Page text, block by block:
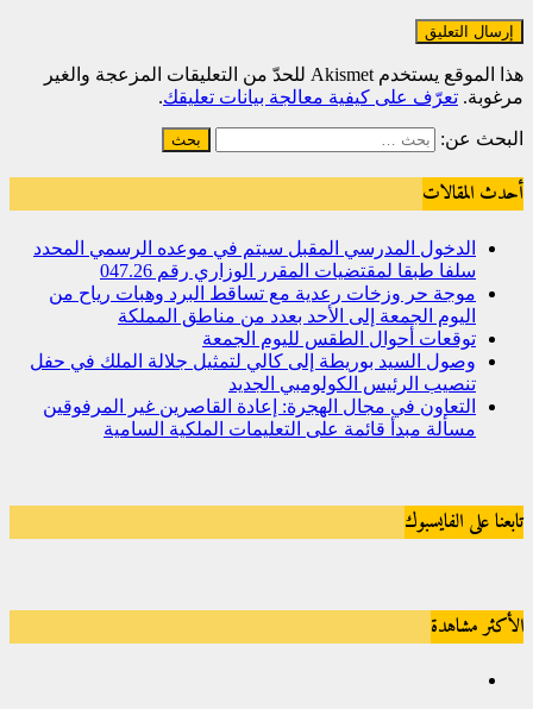
هذا الموقع يستخدم Akismet للحدّ من التعليقات المزعجة والغير
مرغوبة. تعرّف على كيفية معالجة بيانات تعليقك.
البحث عن:
أحدث المقالات
الدخول المدرسي المقبل سیتم في موعده الرسمي المحدد
سلفا طبقا لمقتضیات المقرر الوزاري رقم 047.26
موجة حر وزخات رعدية مع تساقط البرد وهبات رياح من
اليوم الجمعة إلى الأحد بعدد من مناطق المملكة
توقعات أحوال الطقس لليوم الجمعة
وصول السيد بوريطة إلى كالي لتمثيل جلالة الملك في حفل
تنصيب الرئيس الكولومبي الجديد
التعاون في مجال الهجرة: إعادة القاصرين غير المرفوقين
مسألة مبدأ قائمة على التعليمات الملكية السامية
تابعنا على الفايسبوك
الأكثر مشاهدة